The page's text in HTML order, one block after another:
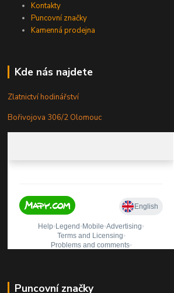
Kontakty
Puncovní značky
Kamenná prodejna
Kde nás najdete
Zlatnictví hodinářství
Bořivojova 306/2 Olomouc
Puncovní značky